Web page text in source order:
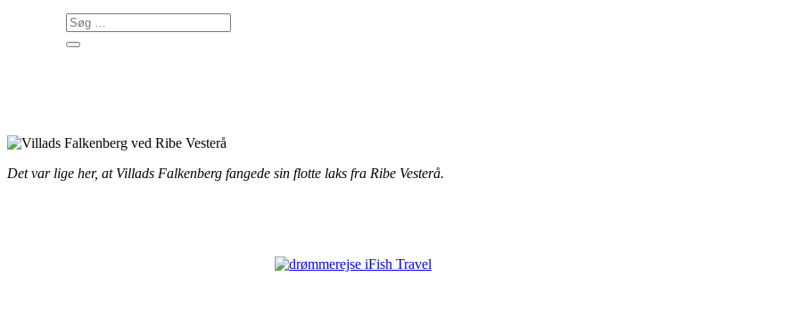
Det var lige her, at Villads Falkenberg fangede sin flotte laks fra Ribe Vesterå.